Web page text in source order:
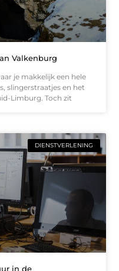
Valkenburg
je makkelijk een hele
slingerstraatjes en het
Limburg. Toch zit
DIENSTVERLENING
in de